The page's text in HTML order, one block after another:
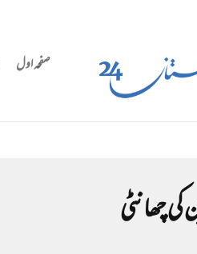
صفحہ اول
چھانٹی